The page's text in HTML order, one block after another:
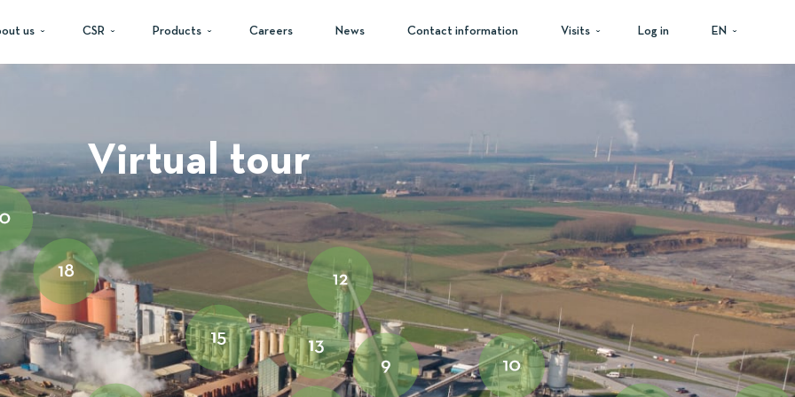
us CSR Products Careers News Contact information Visits Log in EN
Virtual tour